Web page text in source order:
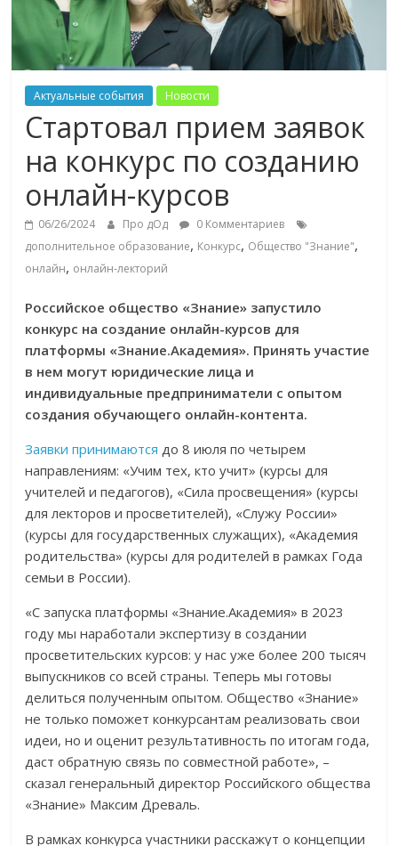
Актуальные события Новости
Стартовал прием заявок
на конкурс по созданию
онлайн-курсов
06/26/2024 Про дОд
0 Комментариев
дополнительное образование, Конкурс, Общество "Знание",
онлайн, онлайн-лекторий
Российское общество «Знание» запустило
конкурс на создание онлайн-курсов для
платформы «Знание.Академия». Принять участие
в нем могут юридические лица и
индивидуальные предприниматели с опытом
создания обучающего онлайн-контента.
Заявки принимаются до 8 июля по четырем
направлениям: «Учим тех, кто учит» (курсы для
учителей и педагогов), «Сила просвещения» (курсы
для лекторов и просветителей), «Служу России»
(курсы для государственных служащих), «Академия
родительства» (курсы для родителей в рамках Года
семьи в России).
«С запуска платформы «Знание.Академия» в 2023
году мы наработали экспертизу в создании
просветительских курсов: у нас уже более 200 тысяч
выпускников со всей страны. Теперь мы готовы
делиться полученным опытом. Общество «Знание»
не только поможет конкурсантам реализовать свои
идеи, но и оценит результативность по итогам года,
даст обратную связь по совместной работе», –
сказал генеральный директор Российского общества
«Знание» Максим Древаль.
В рамках конкурса участники расскажут о концепции